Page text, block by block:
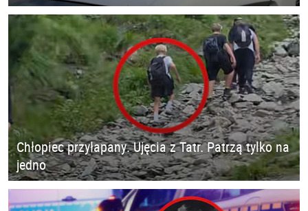
Chłopiec przyłapany. Ujęcia z Tatr. Patrzą tylko na
jedno